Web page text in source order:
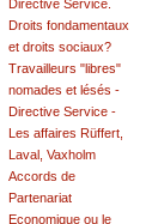
Directive Service.
Droits fondamentaux
et droits sociaux?
Travailleurs "libres"
nomades et lésés -
Directive Service -
Les affaires Rüffert,
Laval, Vaxholm
Accords de
Partenariat
Economique ou le